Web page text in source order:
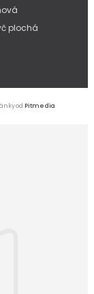
plochá
od Pitmedia